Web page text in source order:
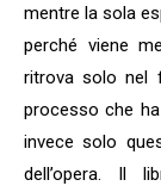
mentre la sola
perché viene
ritrova solo nel
processo che
invece solo
dell’opera. Il